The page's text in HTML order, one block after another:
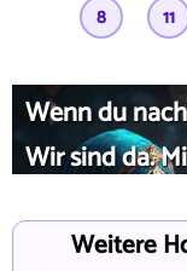
8 11
Wenn du
Wir sind da.
Weitere